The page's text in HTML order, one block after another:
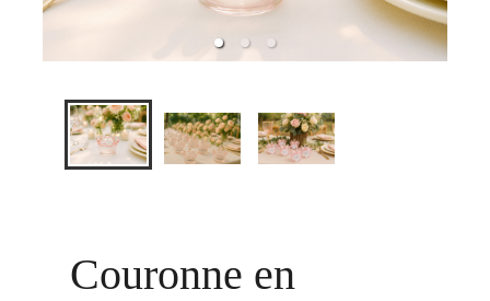
Couronne en